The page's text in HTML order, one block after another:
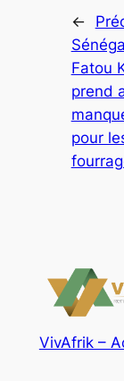
←
Fatou
prend
pour
VivAfrik –